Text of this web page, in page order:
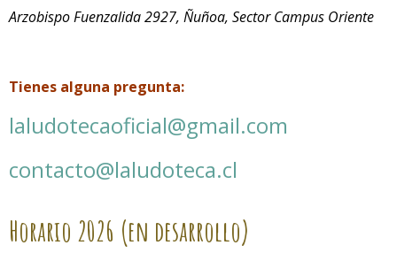
Arzobispo Fuenzalida 2927, Ñuñoa, Sector Campus Oriente
Tienes alguna pregunta:
laludotecaoficial@gmail.com
contacto@laludoteca.cl
Horario 2026 (en desarrollo)